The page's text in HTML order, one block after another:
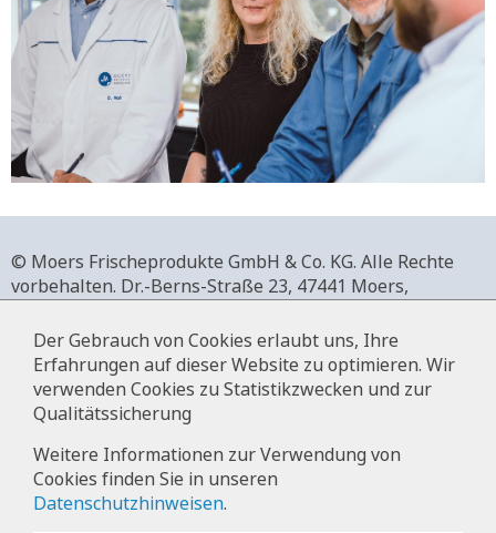
© Moers Frischeprodukte GmbH & Co. KG. Alle Rechte
vorbehalten. Dr.-Berns-Straße 23, 47441 Moers,
+49 2841 911-0,www.moers-frischeprodukte.de
Impressum
Datenschutz
Der Gebrauch von Cookies erlaubt uns, Ihre
Erfahrungen auf dieser Website zu optimieren. Wir
verwenden Cookies zu Statistikzwecken und zur
Qualitätssicherung
Weitere Informationen zur Verwendung von
Cookies finden Sie in unseren
Datenschutzhinweisen.